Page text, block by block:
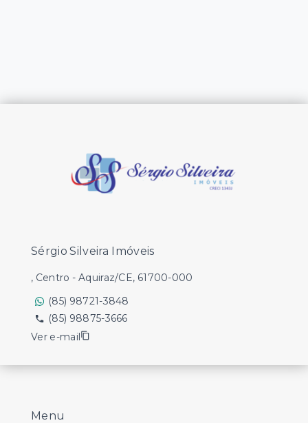
Menu
Sérgio Silveira Imóveis
, Centro - Aquiraz/CE, 61700-000
(85) 98721-3848
(85) 98875-3666
Ver e-mail